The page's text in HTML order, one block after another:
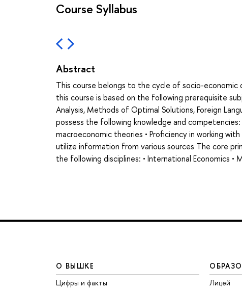
Course Syllabus
Abstract
This course belongs to the cycle of socio-
this course is based on the following prerequisite
Analysis, Methods of Optimal Solutions, Foreign
possess the following knowledge and
macroeconomic theories • Proficiency in working
utilize information from various sources The core
the following disciplines: • International Economics •
О ВЫШКЕ
Цифры и факты
Лицей